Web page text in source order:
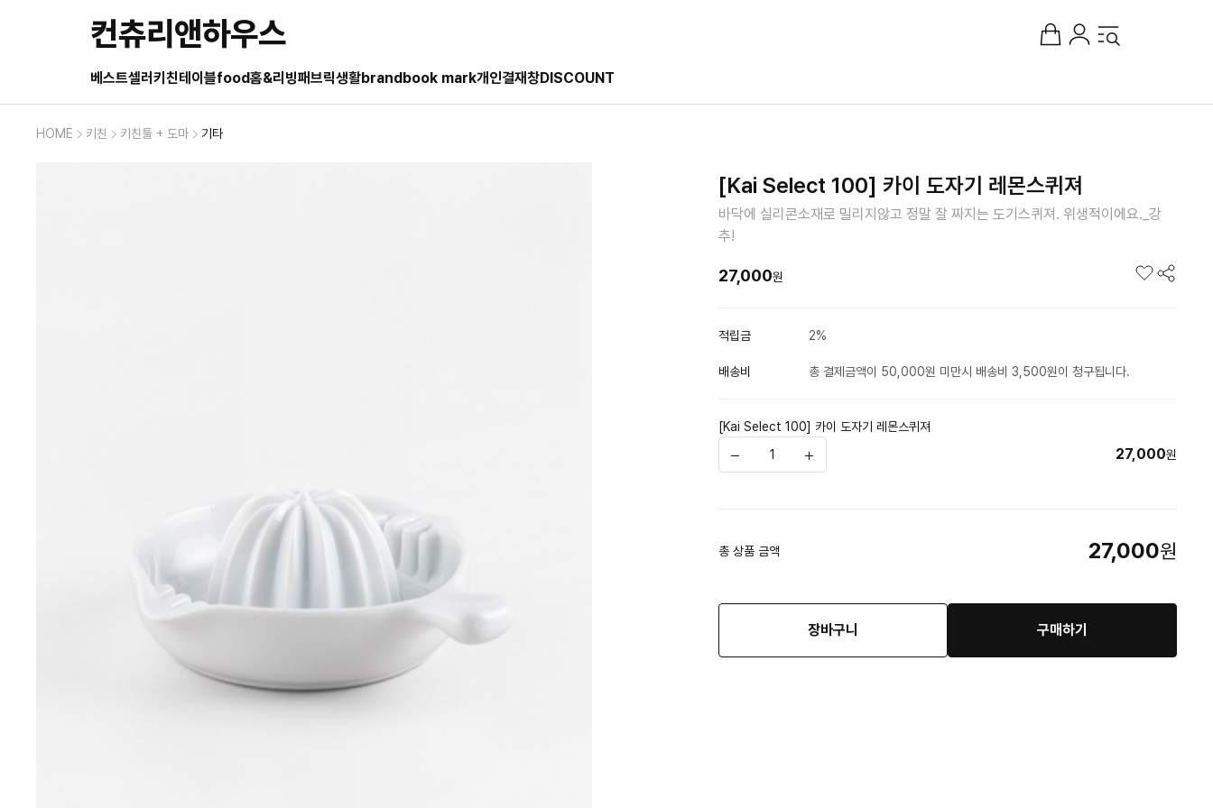
컨츄리앤하우스
베스트셀러 키친테이블food홈&리빙패브릭생활brandbook mark개인결재창DISCOUNT
HOME 키친 키친툴 + 도마 기타
[Kai Select 100] 카이 도자기 레몬스퀴져
바닥에 실리콘소재로 밀리지않고 정말 잘 짜지는 도기스퀴져. 위생적이에요._강
추!
27,000원
적립금 2%
배송비 총 결제금액이 50,000원 미만시 배송비 3,500원이 청구됩니다.
[Kai Select 100] 카이 도자기 레몬스퀴져
27,000원
총 상품 금액 27,000원
장바구니 구매하기